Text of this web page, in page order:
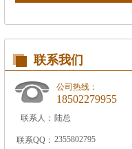
联系我们
公司热线：
18502279955
联系人： 陆总
联系QQ： 2355802795